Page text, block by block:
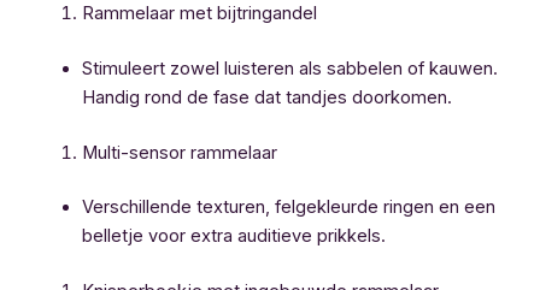
Rammelaar met bijtringandel
Stimuleert zowel luisteren als sabbelen of kauwen.
Handig rond de fase dat tandjes doorkomen.
Multi-sensor rammelaar
Verschillende texturen, felgekleurde ringen en een
belletje voor extra auditieve prikkels.